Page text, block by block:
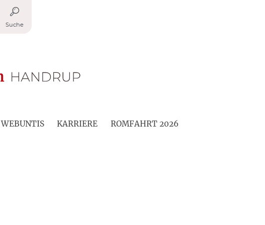
Suche
WEBUNTIS KARRIERE ROMFAHRT 2026